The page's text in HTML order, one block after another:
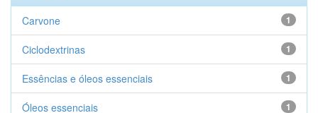
1
Carvone
1
Ciclodextrinas
1
Essências e óleos essenciais
1
Óleos essenciais